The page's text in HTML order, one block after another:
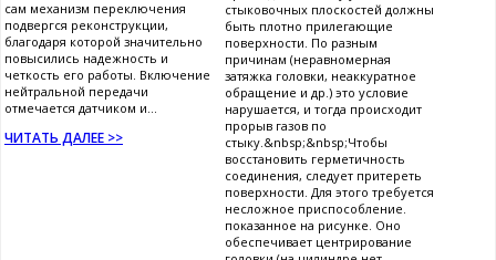
сам механизм переключения
подвергся реконструкции,
благодаря которой значительно
повысились надежность и
четкость его работы. Включение
нейтральной передачи
отмечается датчиком и...
ЧИТАТЬ ДАЛЕЕ >>
стыковочных плоскостей должны
быть плотно прилегающие
поверхности. По разным
причинам (неравномерная
затяжка головки, неаккуратное
обращение и др.) это условие
нарушается, и тогда происходит
прорыв газов по
стыку.&nbsp;&nbsp;Чтобы
восстановить герметичность
соединения, следует притереть
поверхности. Для этого требуется
несложное приспособление.
показанное на рисунке. Оно
обеспечивает центрирование